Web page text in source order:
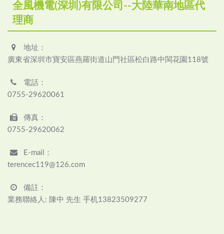
全風機電(深圳)有限公司--大陸華南地區代
理商
地址：
廣東省深圳市寶安區燕羅街道山門社區松白路中閩花園118號
電話：
0755-29620061
傳真：
0755-29620062
E-mail：
terencec119@126.com
備註：
業務聯絡人: 陳中 先生 手机13823509277